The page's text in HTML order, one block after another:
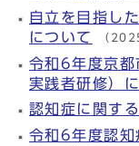
自立を目指し
について （
令和6年度京都
実践者研修）
認知症に関す
令和6年度認知